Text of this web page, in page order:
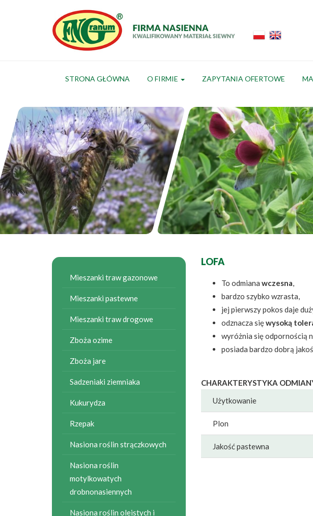
STRONA GŁÓWNA O FIRMIE ZAPYTANIA OFERTOWE
Mieszanki traw gazonowe
Mieszanki pastewne
Mieszanki traw drogowe
Zboża ozime
Zboża jare
Sadzeniaki ziemniaka
Kukurydza
Rzepak
Nasiona roślin strączkowych
Nasiona roślin
motylkowatych
drobnonasiennych
Nasiona roślin oleistych i
LOFA
To odmiana wczesna,
bardzo szybko wzrasta,
jej pierwszy pokos daje
odznacza sięwysoką
wyróżnia się odpornością
posiada bardzo dobrą
CHARAKTERYSTYKA
Użytkowanie
Plon
Jakość pastewna